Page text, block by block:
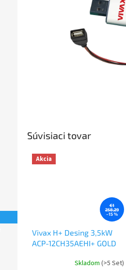
Súvisiaci tovar
Akcia
€1
258,29
–15 %
Vivax H+ Desing 3,5kW
ACP-12CH35AEHI+ GOLD
Skladom (>5 Set)